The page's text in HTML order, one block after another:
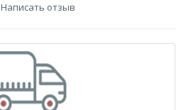
Написать отзыв